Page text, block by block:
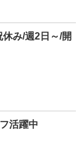
み/週2日～/開
活躍中